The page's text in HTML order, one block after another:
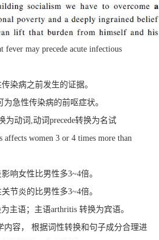
fever may precede acute infectious
染病之前发生的证据。
急性传染病的前呕症状。
为动词,动词precede转换为名试
affects women 3 or 4 times more than
响女性比男性多3~4倍。
节炎的比男性多3~4倍。
主语；主语arthritis 转换为宾语。
内容， 根据词性转换和句子成分合理进